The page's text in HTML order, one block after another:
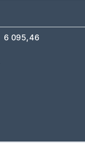
6 095,46